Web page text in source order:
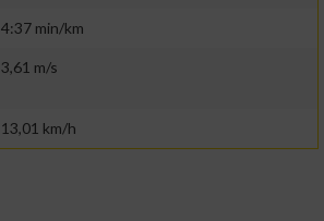
4:37 min/km
3,61 m/s
13,01 km/h